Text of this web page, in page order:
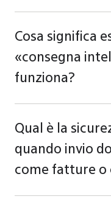
Cosa significa
«consegna
funziona?
Qual è la
quando invio
come fatture